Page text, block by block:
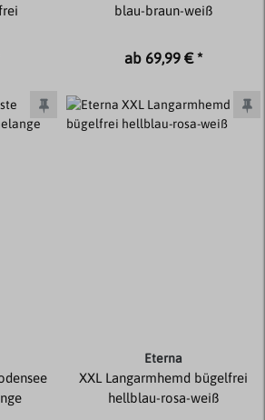
blau-braun-weiß
ab 69,99 € *
Eterna
XXL Langarmhemd bügelfrei
hellblau-rosa-weiß